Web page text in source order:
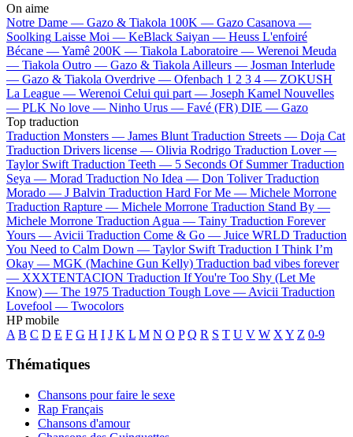
On aime
Notre Dame — Gazo & Tiakola 100K — Gazo Casanova —
Soolking Laisse Moi — KeBlack Saiyan — Heuss L'enfoiré
Bécane —Yamê 200K — Tiakola Laboratoire — Werenoi Meuda
— Tiakola Outro — Gazo & Tiakola Ailleurs — Josman Interlude
— Gazo & Tiakola Overdrive — Ofenbach 1 2 3 4 — ZOKUSH
La League — Werenoi Celui qui part — Joseph Kamel Nouvelles
— PLK No love — Ninho Urus — Favé (FR) DIE — Gazo
Top traduction
Traduction Monsters — James Blunt Traduction Streets — Doja Cat
Traduction Drivers license — Olivia Rodrigo Traduction Lover —
Taylor Swift Traduction Teeth — 5 Seconds Of Summer Traduction
Seya — Morad Traduction No Idea — Don Toliver Traduction
Morado — J Balvin Traduction Hard For Me — Michele Morrone
Traduction Rapture — Michele Morrone Traduction Stand By —
Michele Morrone Traduction Agua — Tainy Traduction Forever
Yours — Avicii Traduction Come & Go — Juice WRLD Traduction
You Need to Calm Down — Taylor Swift Traduction I Think I’m
Okay — MGK (Machine Gun Kelly) Traduction bad vibes forever
— XXXTENTACION Traduction If You're Too Shy (Let Me
Know) — The 1975 Traduction Tough Love — Avicii Traduction
Lovefool — Twocolors
HP mobile
A B C D E F G H I J K L M N O P Q R S T U V W X Y Z 0-9
Thématiques
Chansons pour faire le sexe
Rap Français
Chansons d'amour